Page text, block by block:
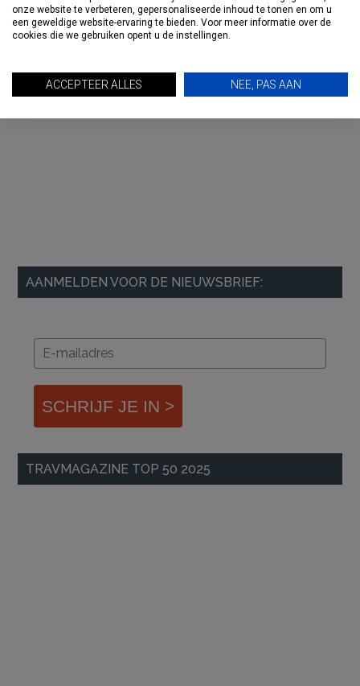
AANMELDEN VOOR DE NIEUWSBRIEF:
SCHRIJF JE IN >
TRAVMAGAZINE TOP 50 2025
onze website te verbeteren, gepersonaliseerde inhoud te tonen en om u
een geweldige website-ervaring te bieden. Voor meer informatie over de
cookies die we gebruiken opent u de instellingen.
ACCEPTEER ALLES NEE, PAS AAN